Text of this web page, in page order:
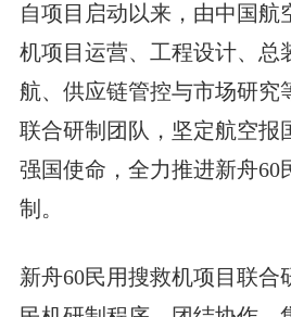
自项目启动以来，由中国航
机项目运营、工程设计、总
航、供应链管控与市场研究
联合研制团队，坚定航空报
强国使命，全力推进新舟60
制。
新舟60民用搜救机项目联合